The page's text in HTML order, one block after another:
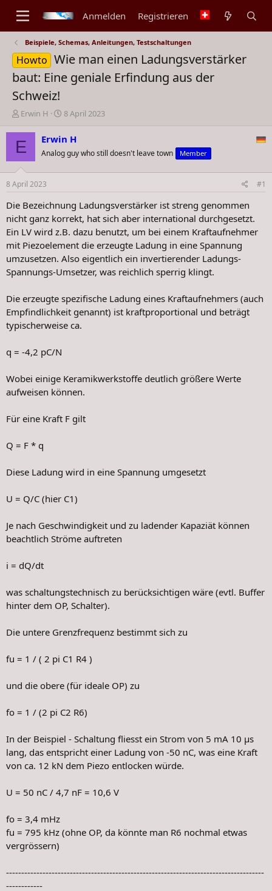
Anmelden Registrieren
Beispiele, Schemas, Anleitungen, Testschaltungen
Howto Wie man einen Ladungsverstärker
baut: Eine geniale Erfindung aus der
Schweiz!
E
s
t
e
l
l
e
Erwin H
E
s
e
l
t
a
m
8 April 2023
E Erwin H
Analog guy who still doesn't leave town Member
8 April 2023 #1
Die Bezeichnung Ladungsverstärker ist streng genommen
nicht ganz korrekt, hat sich aber international durchgesetzt.
Ein LV wird z.B. dazu benutzt, um bei einem Kraftaufnehmer
mit Piezoelement die erzeugte Ladung in eine Spannung
umzusetzen. Also eigentlich ein invertierender Ladungs-
Spannungs-Umsetzer, was reichlich sperrig klingt.
Die erzeugte spezifische Ladung eines Kraftaufnehmers (auch
Empfindlichkeit genannt) ist kraftproportional und beträgt
typischerweise ca.
q = -4,2 pC/N
Wobei einige Keramikwerkstoffe deutlich größere Werte
aufweisen können.
Für eine Kraft F gilt
Q = F * q
Diese Ladung wird in eine Spannung umgesetzt
U = Q/C (hier C1)
Je nach Geschwindigkeit und zu ladender Kapaziät können
beachtlich Ströme auftreten
i = dQ/dt
was schaltungstechnisch zu berücksichtigen wäre (evtl. Buffer
hinter dem OP, Schalter).
Die untere Grenzfrequenz bestimmt sich zu
fu = 1 / ( 2 pi C1 R4 )
und die obere (für ideale OP) zu
fo = 1 / (2 pi C2 R6)
In der Beispiel - Schaltung fliesst ein Strom von 5 mA 10 µs
lang, das entspricht einer Ladung von -50 nC, was eine Kraft
von ca. 12 kN dem Piezo entlocken würde.
U = 50 nC / 4,7 nF = 10,6 V
fo = 3,4 mHz
fu = 795 kHz (ohne OP, da könnte man R6 nochmal etwas
vergrössern)
-------------------------------------------------------------------------------------
------------